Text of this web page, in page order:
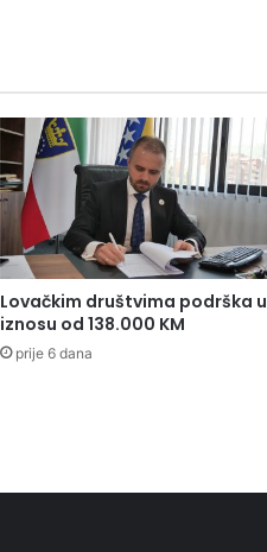
Lovačkim društvima podrška u
iznosu od 138.000 KM
prije 6 dana